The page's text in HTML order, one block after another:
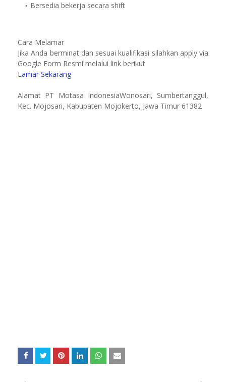
Bersedia bekerja secara shift
Cara Melamar
Jika Anda berminat dan sesuai kualifikasi silahkan apply via
Google Form Resmi melalui link berikut
Lamar Sekarang
Alamat PT Motasa IndonesiaWonosari, Sumbertanggul,
Kec. Mojosari, Kabupaten Mojokerto, Jawa Timur 61382